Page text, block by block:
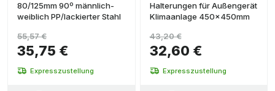
80/125mm 90º männlich-
weiblich PP/lackierter Stahl
35,75 €
55,57 €
Expresszustellung
Halterungen für Außengerät
Klimaanlage 450x450mm
32,60 €
43,20 €
Expresszustellung